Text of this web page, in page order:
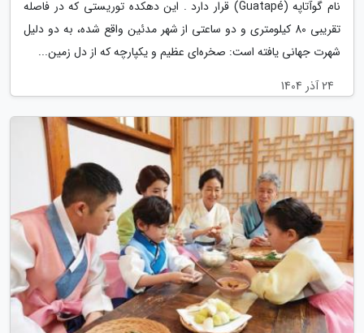
نام گوآتاپه (Guatapé) قرار دارد . این دهکده توریستی که در فاصله
تقریبی 80 کیلومتری و دو ساعتی از شهر مدئین واقع شده، به دو دلیل
شهرت جهانی یافته است: صخره‌ای عظیم و یکپارچه که از دل زمین...
24 آذر 1404